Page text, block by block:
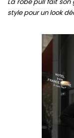
style pour un look